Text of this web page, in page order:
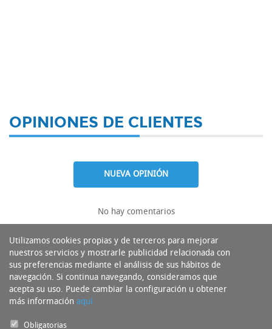
OPINIONES DE CLIENTES
NUEVA OPINIÓN
No hay comentarios
Utilizamos cookies propias y de terceros para mejorar
nuestros servicios y mostrarle publicidad relacionada con
sus preferencias mediante el análisis de sus hábitos de
navegación. Si continua navegando, consideramos que
acepta su uso. Puede cambiar la configuración u obtener
más información aquí
Obligatorias